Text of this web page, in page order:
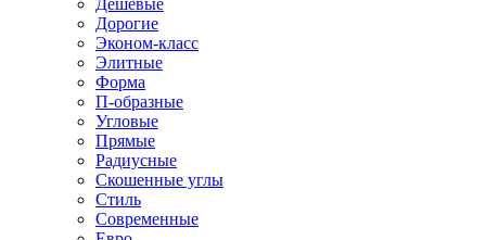
Дешевые
Дорогие
Эконом-класс
Элитные
Форма
П-образные
Угловые
Прямые
Радиусные
Скошенные углы
Стиль
Современные